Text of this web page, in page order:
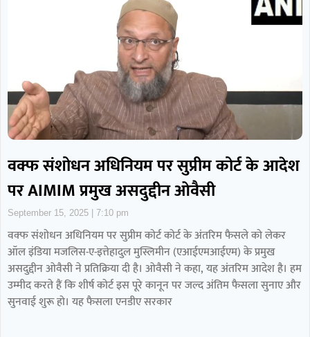
वक्फ संशोधन अधिनियम पर सुप्रीम कोर्ट के आदेश
पर AIMIM प्रमुख असदुद्दीन ओवैसी
September 15, 2025 7:10 pm
वक्फ संशोधन अधिनियम पर सुप्रीम कोर्ट कोर्ट के अंतरिम फैसले को लेकर
ऑल इंडिया मजलिस-ए-इत्तेहादुल मुस्लिमीन (एआईएमआईएम) के प्रमुख
असदुद्दीन ओवैसी ने प्रतिक्रिया दी है। ओवैसी ने कहा, यह अंतरिम आदेश है। हम
उम्मीद करते हैं कि शीर्ष कोर्ट इस पूरे कानून पर जल्द अंतिम फैसला सुनाए और
सुनवाई शुरू हो। यह फैसला एनडीए सरकार